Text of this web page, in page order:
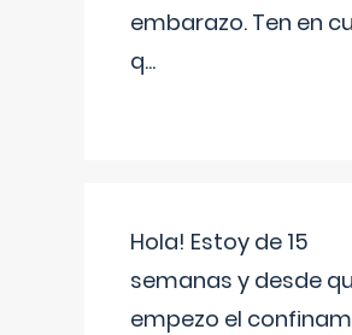
embarazo. Ten en
q...
Hola! Estoy de 15
semanas y desde
empezo el